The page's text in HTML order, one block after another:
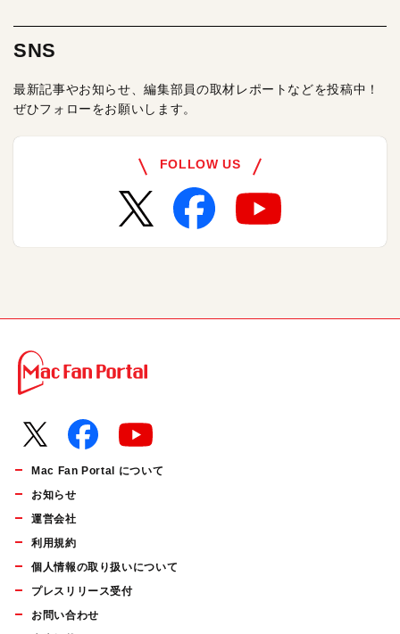
SNS
最新記事やお知らせ、編集部員の取材レポートなどを投稿中！
ぜひフォローをお願いします。
FOLLOW US
Mac Fan Portal について
お知らせ
運営会社
利用規約
個人情報の取り扱いについて
プレスリリース受付
お問い合わせ